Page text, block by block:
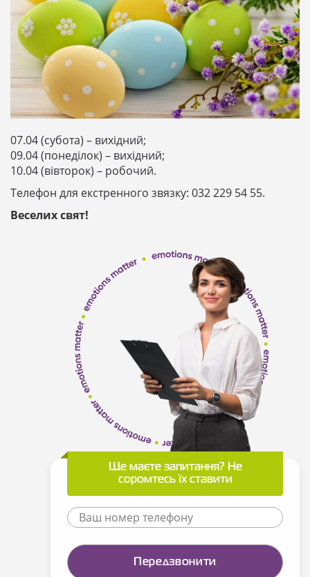
07.04 (субота) – вихідний;
09.04 (понеділок) – вихідний;
10.04 (вівторок) – робочий.
Телефон для екстренного звязку: 032 229 54 55.
Веселих свят!
Ще маєте запитання? Не
соромтесь їх ставити